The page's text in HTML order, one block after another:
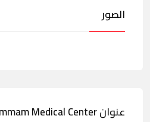
الصور
عنوان Shifa Al Dammam Medical Center